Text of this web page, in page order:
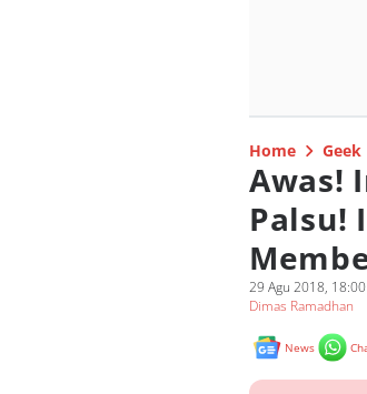
Home Geek
Awas!
Palsu!
29 Agu 2018,
Dimas Ramadhan
News